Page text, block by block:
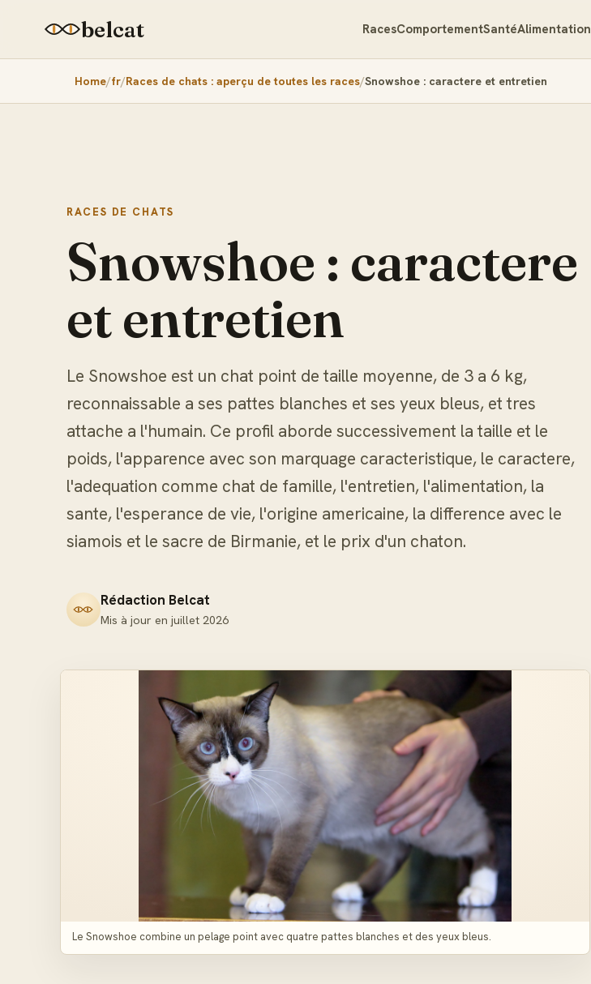
belcat RacesComportementSantéAlimentation
Home fr Races de chats : aperçu de toutes les races Snowshoe : caractere et entretien
RACES DE CHATS
Snowshoe : caractere
et entretien
Le Snowshoe est un chat point de taille moyenne, de 3 a 6 kg,
reconnaissable a ses pattes blanches et ses yeux bleus, et tres
attache a l'humain. Ce profil aborde successivement la taille et le
poids, l'apparence avec son marquage caracteristique, le caractere,
l'adequation comme chat de famille, l'entretien, l'alimentation, la
sante, l'esperance de vie, l'origine americaine, la difference avec le
siamois et le sacre de Birmanie, et le prix d'un chaton.
Rédaction Belcat
Mis à jour en juillet 2026
Le Snowshoe combine un pelage point avec quatre pattes blanches et des yeux bleus.